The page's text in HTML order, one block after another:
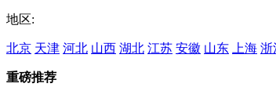
地区:
北京 天津 河北 山西 湖北 江苏 安徽 山东 上海 浙
重磅推荐